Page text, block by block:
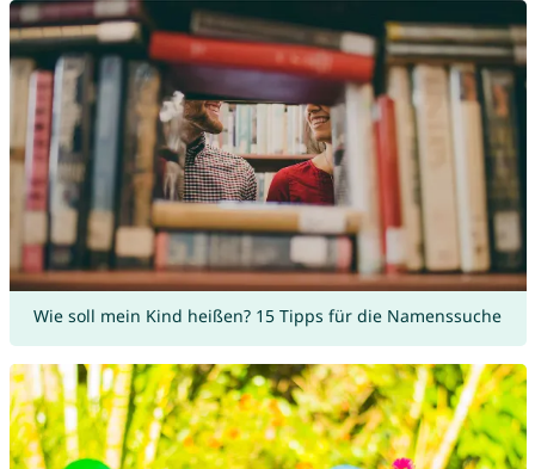
Wie soll mein Kind heißen? 15 Tipps für die Namenssuche